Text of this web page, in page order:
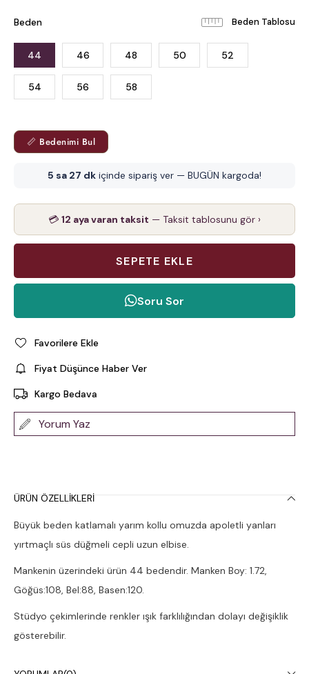
Beden Beden Tablosu
44 46 48 50 52
54 56 58
📏 Bedenimi Bul
5 sa 27 dk içinde sipariş ver — BUGÜN kargoda!
💳 12 aya varan taksit — Taksit tablosunu gör ›
Soru Sor
Favorilere Ekle
Fiyat Düşünce Haber Ver
Kargo Bedava
Yorum Yaz
ÜRÜN ÖZELLIKLERI
Büyük beden katlamalı yarım kollu omuzda apoletli yanları
yırtmaçlı süs düğmeli cepli uzun elbise.
Mankenin üzerindeki ürün 44 bedendir. Manken Boy: 1.72,
Göğüs:108, Bel:88, Basen:120.
Stüdyo çekimlerinde renkler ışık farklılığından dolayı değişiklik
gösterebilir.